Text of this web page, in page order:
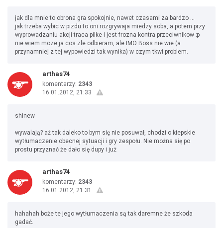
jak dla mnie to obrona gra spokojnie, nawet czasami za bardzo ...
jak trzeba wybic w pizdu to oni rozgrywaja miedzy soba, a potem przy
wyprowadzaniu akcji traca pilke i jest frozna kontra przeciwnikow ;p
nie wiem moze ja cos zle odbieram, ale IMO Boss nie wie (a
przynamniej z tej wypowiedzi tak wynika) w czym tkwi problem.
arthas74
komentarzy: 2343
16.01.2012, 21:33
shinew
wywalają? aż tak daleko to bym się nie posuwał, chodzi o kiepskie
wytłumaczenie obecnej sytuacji i gry zespołu. Nie można się po
prostu przyznać że dało się dupy i już
arthas74
komentarzy: 2343
16.01.2012, 21:31
hahahah boże te jego wytłumaczenia są tak daremne że szkoda
gadać.